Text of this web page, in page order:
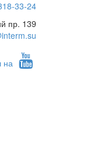
33-24
пр. 139
на